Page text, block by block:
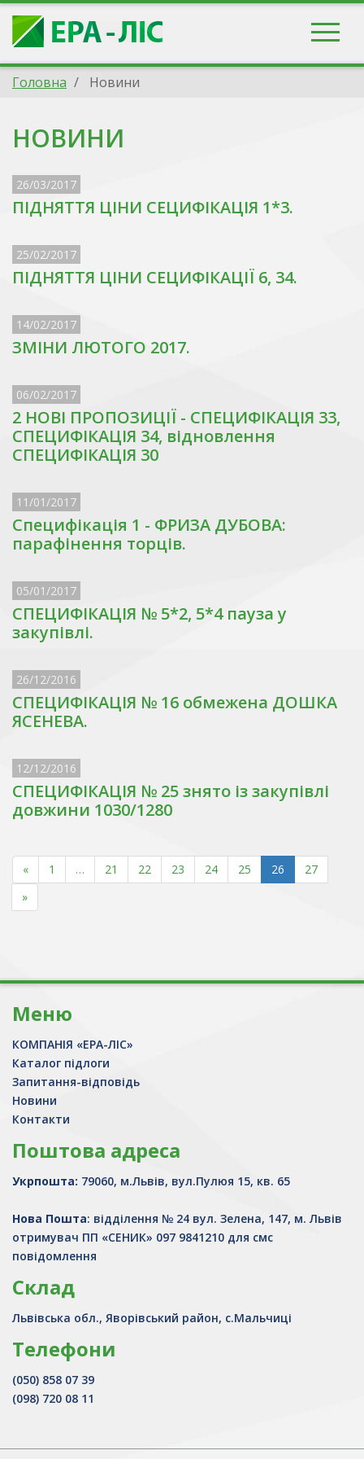
Головна Новини
НОВИНИ
26/03/2017
ПІДНЯТТЯ ЦІНИ СЕЦИФІКАЦІЯ 1*3.
25/02/2017
ПІДНЯТТЯ ЦІНИ СЕЦИФІКАЦІЇ 6, 34.
14/02/2017
ЗМІНИ ЛЮТОГО 2017.
06/02/2017
2 НОВІ ПРОПОЗИЦІЇ - СПЕЦИФІКАЦІЯ 33,
СПЕЦИФІКАЦІЯ 34, відновлення
СПЕЦИФІКАЦІЯ 30
11/01/2017
Специфікація 1 - ФРИЗА ДУБОВА:
парафінення торців.
05/01/2017
СПЕЦИФІКАЦІЯ № 5*2, 5*4 пауза у
закупівлі.
26/12/2016
СПЕЦИФІКАЦІЯ № 16 обмежена ДОШКА
ЯСЕНЕВА.
12/12/2016
СПЕЦИФІКАЦІЯ № 25 знято із закупівлі
довжини 1030/1280
« 1 … 21 22 23 24 25 26
27
»
Меню
КОМПАНІЯ «ЕРА-ЛІС»
Каталог підлоги
Запитання-відповідь
Новини
Контакти
Поштова адреса
Укрпошта: 79060, м.Львів, вул.Пулюя 15, кв. 65
Нова Пошта: відділення № 24 вул. Зелена, 147, м. Львів
отримувач ПП «СЕНИК» 097 9841210 для смс
повідомлення
Склад
Львівська обл., Яворівський район, с.Мальчиці
Телефони
(050) 858 07 39
(098) 720 08 11